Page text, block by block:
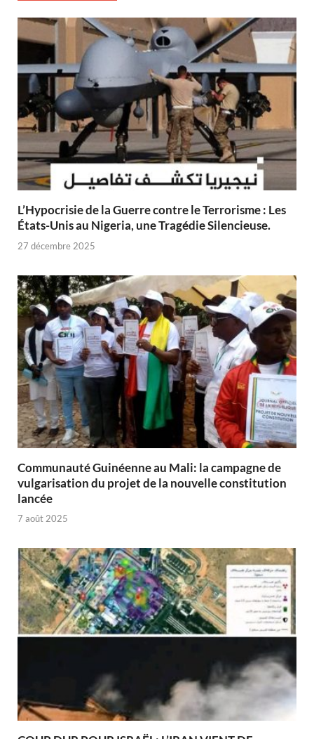
L’Hypocrisie de la Guerre contre le Terrorisme : Les
États-Unis au Nigeria, une Tragédie Silencieuse.
27 décembre 2025
Communauté Guinéenne au Mali: la campagne de
vulgarisation du projet de la nouvelle constitution
lancée
7 août 2025